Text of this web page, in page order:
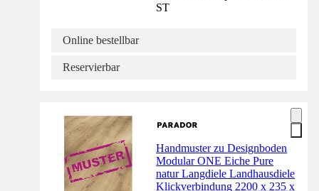
ST
Online bestellbar
Reservierbar
Handmuster zu Designboden
Modular ONE Eiche Pure
natur Langdiele Landhausdiele
Klickverbindung 2200 x 235 x